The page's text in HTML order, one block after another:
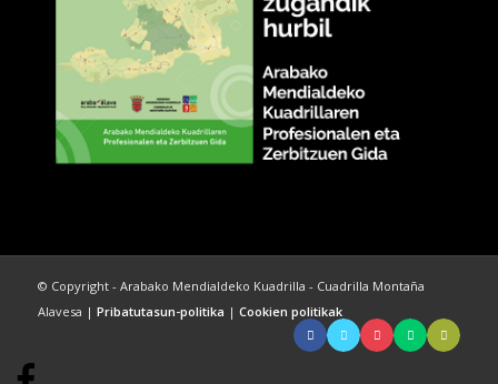
© Copyright - Arabako Mendialdeko Kuadrilla - Cuadrilla Montaña
Alavesa | Pribatutasun-politika | Cookien politikak